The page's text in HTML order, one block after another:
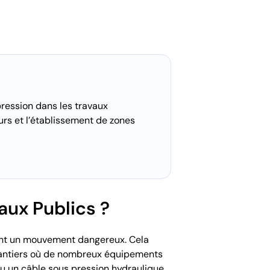
dans les travaux
et l’établissement de zones
Publics ?
un mouvement dangereux. Cela
où de nombreux équipements